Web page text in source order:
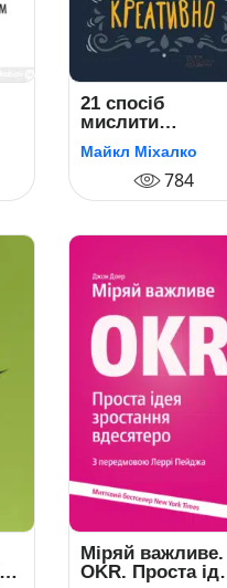
21 спосіб
мислити
креативно
Майкл Міхалко
784
Міряй важливе.
OKR. Проста